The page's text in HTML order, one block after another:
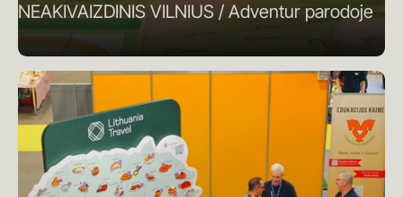
NEAKIVAIZDINIS VILNIUS / Adventur parodoje